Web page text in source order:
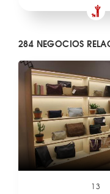
284 NEGOCIOS
13